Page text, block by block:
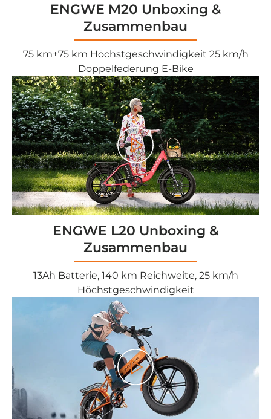
ENGWE M20 Unboxing &
Zusammenbau
75 km+75 km Höchstgeschwindigkeit 25 km/h
Doppelfederung E-Bike
Play
ENGWE L20 Unboxing &
Zusammenbau
13Ah Batterie, 140 km Reichweite, 25 km/h
Höchstgeschwindigkeit
Play